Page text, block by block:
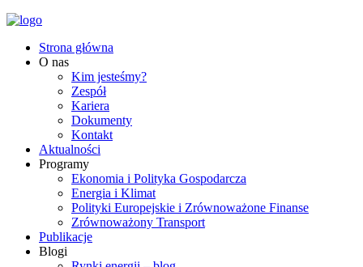
Strona główna
O nas
Kim jesteśmy?
Zespół
Kariera
Dokumenty
Kontakt
Aktualności
Programy
Ekonomia i Polityka Gospodarcza
Energia i Klimat
Polityki Europejskie i Zrównoważone Finanse
Zrównoważony Transport
Publikacje
Blogi